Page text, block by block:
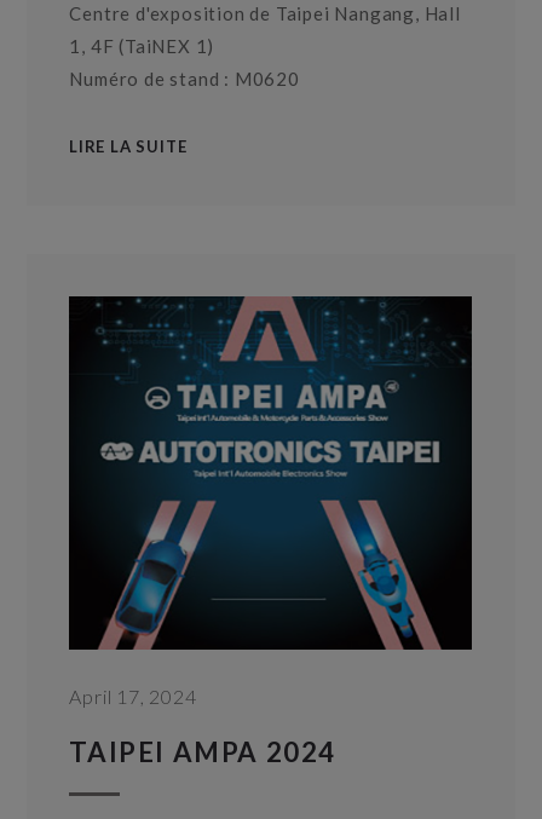
Centre d'exposition de Taipei Nangang, Hall
1, 4F (TaiNEX 1)
Numéro de stand : M0620
LIRE LA SUITE
April 17, 2024
TAIPEI AMPA 2024